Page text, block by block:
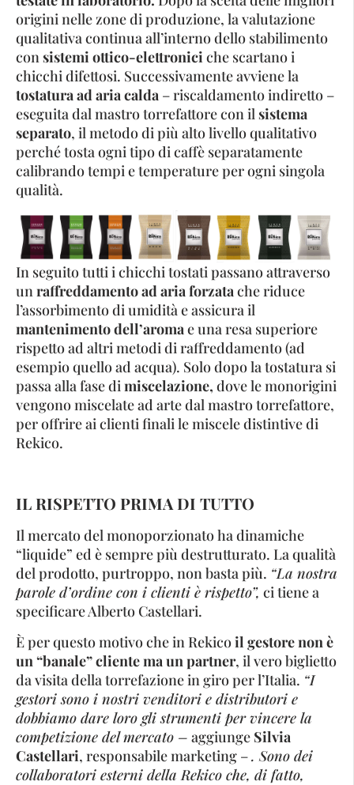
origini nelle zone di produzione, la valutazione
qualitativa continua all’interno dello stabilimento
con sistemi ottico-elettronici che scartano i
chicchi difettosi. Successivamente avviene la
tostatura ad aria calda – riscaldamento indiretto –
eseguita dal mastro torrefattore con il sistema
separato, il metodo di più alto livello qualitativo
perché tosta ogni tipo di caffè separatamente
calibrando tempi e temperature per ogni singola
qualità.
In seguito tutti i chicchi tostati passano attraverso
unraffreddamento ad aria forzatache riduce
l’assorbimento di umidità e assicura il
mantenimento dell’aromae una resa superiore
rispetto ad altri metodi di raffreddamento (ad
esempio quello ad acqua). Solo dopo la tostatura si
passa alla fase dimiscelazione, dove le monorigini
vengono miscelate ad arte dal mastro torrefattore,
per offrire ai clienti finali le miscele distintive di
Rekico.
IL RISPETTO PRIMA DI TUTTO
Il mercato del monoporzionato ha dinamiche
“liquide” ed è sempre più destrutturato. La qualità
del prodotto, purtroppo, non basta più. “La nostra
parole d’ordine con i clienti è rispetto”, ci tiene a
specificare Alberto Castellari.
È per questo motivo che in Rekicoil gestore non è
un “banale” cliente ma un partner, il vero biglietto
da visita della torrefazione in giro per l’Italia. “I
gestori sono i nostri venditori e distributori e
dobbiamo dare loro gli strumenti per vincere la
competizione del mercato – aggiunge Silvia
Castellari, responsabile marketing –. Sono dei
collaboratori esterni della Rekico che, di fatto,